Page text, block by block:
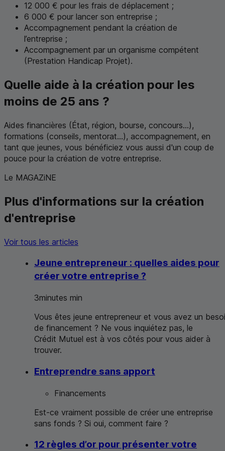
12 000 € pour les frais de déplacement ;
6 000 € pour lancer son entreprise ;
Accompagnement pendant la création de
l’entreprise ;
Accompagnement par un organisme compétent
(Prestation Handicap Projet).
Quelle aide à la création pour les
moins de 25 ans ?
Aides financières (État, région, bourse, concours...),
formations (conseils, mentorat...), accompagnement, en
tant que jeunes, vous bénéficiez vous aussi d'un coup de
pouce pour la création de votre entreprise.
Le MAGAZiNE
Plus d'informations sur la création
d'entreprise
Voir tous les articles
Jeune entrepreneur : quelles aides pour
créer votre entreprise ?
3minutes min
Vous êtes jeune entrepreneur et vous avez un
de financement ? Ne vous inquiétez pas, le
Crédit Mutuel est à vos côtés pour vous aider à
trouver.
Entreprendre sans apport
Financements
Est-ce vraiment possible de créer une entreprise
sans fonds ? Si oui, comment faire ?
12 règles d’or pour présenter votre